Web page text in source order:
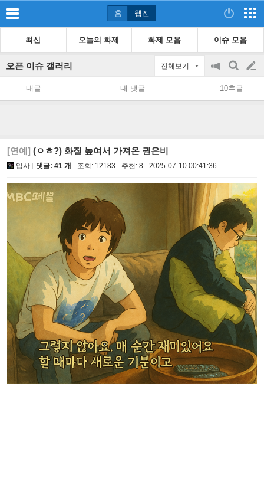
홈 웹진
최신 오늘의 화제 화제 모음 이슈 모음
오픈 이슈 갤러리 전체보기
공
지
on/off
검
색
글
쓰
내글 내 댓글 10추글
[연예] (ㅇㅎ?) 화질 높여서 가져온 권은비
입사 댓글: 41 개 조회: 12183 추천: 8 2025-07-10 00:41:36